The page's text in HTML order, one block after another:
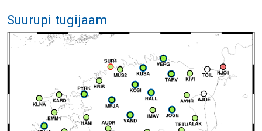
Suurupi tugijaam